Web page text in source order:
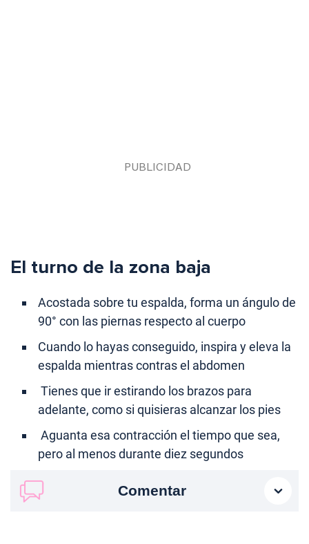
El turno de la zona baja
Acostada sobre tu espalda, forma un ángulo de
90° con las piernas respecto al cuerpo
Cuando lo hayas conseguido, inspira y eleva la
espalda mientras contras el abdomen
Tienes que ir estirando los brazos para
adelante, como si quisieras alcanzar los pies
Aguanta esa contracción el tiempo que sea,
pero al menos durante diez segundos
Comentar